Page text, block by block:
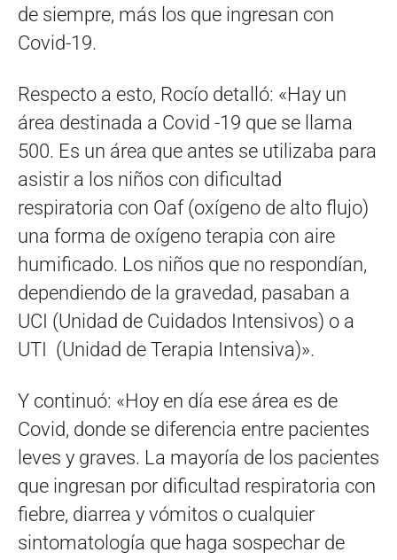
de siempre, más los que ingresan con
Covid-19.
Respecto a esto, Rocío detalló: «Hay un
área destinada a Covid -19 que se llama
500. Es un área que antes se utilizaba para
asistir a los niños con dificultad
respiratoria con Oaf (oxígeno de alto flujo)
una forma de oxígeno terapia con aire
humificado. Los niños que no respondían,
dependiendo de la gravedad, pasaban a
UCI (Unidad de Cuidados Intensivos) o a
UTI (Unidad de Terapia Intensiva)».
Y continuó: «Hoy en día ese área es de
Covid, donde se diferencia entre pacientes
leves y graves. La mayoría de los pacientes
que ingresan por dificultad respiratoria con
fiebre, diarrea y vómitos o cualquier
sintomatología que haga sospechar de